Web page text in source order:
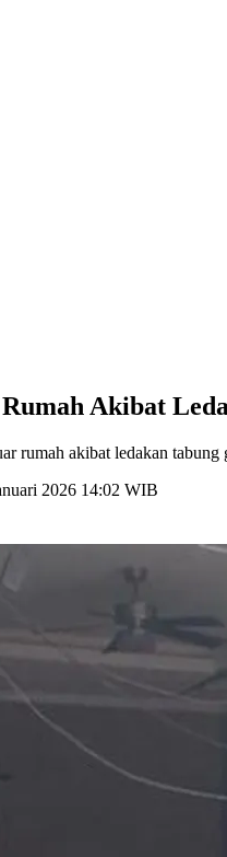
Akibat
rumah akibat ledakan
2026 14:02 WIB